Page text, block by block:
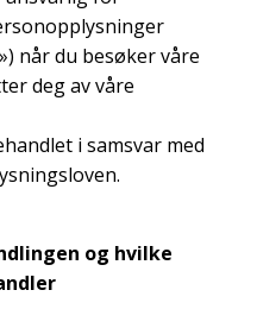
») når du besøker våre
deg av våre
i samsvar med
og hvilke